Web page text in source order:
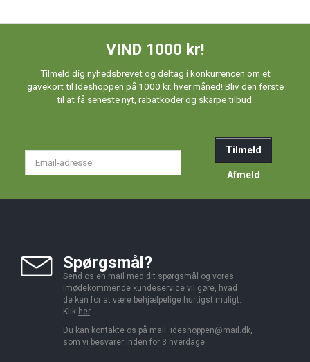
VIND 1000 kr!
Tilmeld dig nyhedsbrevet og deltag i konkurrencen om et
gavekort til Ideshoppen på 1000 kr. hver måned! Bliv den første
til at få seneste nyt, rabatkoder og skarpe tilbud.
Tilmeld
Afmeld
Spørgsmål?
Send os en mail med dit spørgsmål og vores
imødekommende kundeservice vil gøre, hvad
de kan for at være behjælpelige hurtigst muligt.
Klik her.
Du kan kontakte os på mail: ideshoppen@mail.dk,
som vi besvarer inden for 3 hverdage.